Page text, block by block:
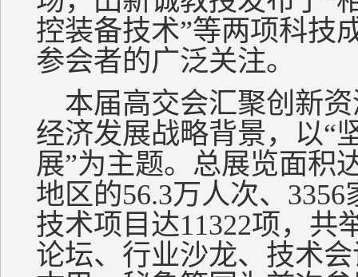
控装备技术”等两项科技
参会者的广泛关注。
本届高交会汇聚创新资
经济发展战略背景，以“
展”为主题。总展览面积
地区的56.3万人次、
技术项目达11322项，共
论坛、行业沙龙、技术